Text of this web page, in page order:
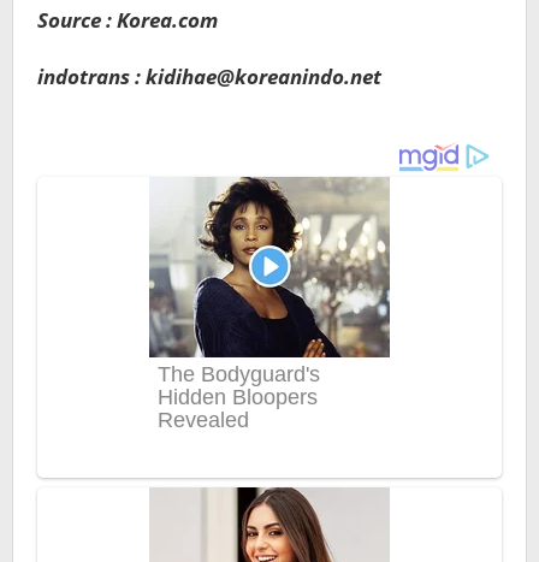
Source : Korea.com
indotrans : kidihae@koreanindo.net